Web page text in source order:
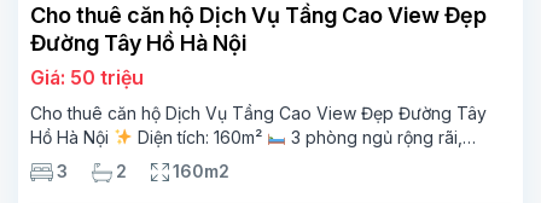
Cho thuê căn hộ Dịch Vụ Tầng Cao View Đẹp
Đường Tây Hồ Hà Nội
Giá: 50 triệu
Cho thuê căn hộ Dịch Vụ Tầng Cao View Đẹp Đường Tây
Hồ Hà Nội
Diện tích: 160m²
3 phòng ngủ rộng rãi,
thoáng sáng
2 phòng tắm tiện nghi
khách hiện đại, ban công thoáng mát
3 2 160m2